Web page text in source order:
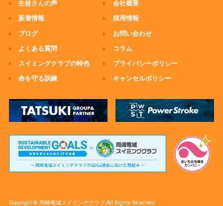
生徒さんの声
新着情報
ブログ
よくある質問
スイミングクラブの特色
命を守る訓練
会社概要
採用情報
お問い合わせ
コラム
プライバシーポリシー
キャンセルポリシー
Copyright © 岡崎竜城スイミングクラブ All Rights Reserved.